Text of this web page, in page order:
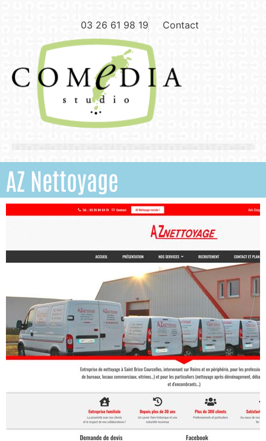
03 26 61 98 19 Contact
AZ Nettoyage